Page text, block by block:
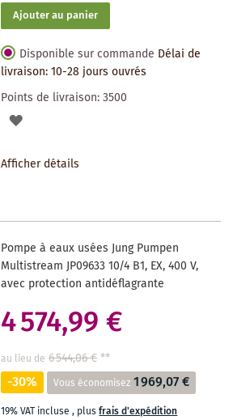
Ajouter au panier
Disponible sur commande Délai de
livraison: 10-28 jours ouvrés
Points de livraison:3500
AJOUTER
SOUHAITS
Afficher détails
Pompe à eaux usées Jung Pumpen
Multistream JP09633 10/4 B1, EX, 400 V,
avec protection antidéflagrante
4 574,99 €
au lieu de 6 544,06 €**
-30% Vous économisez 1 969,07 €
19% VAT incluse, plusfrais d'expédition